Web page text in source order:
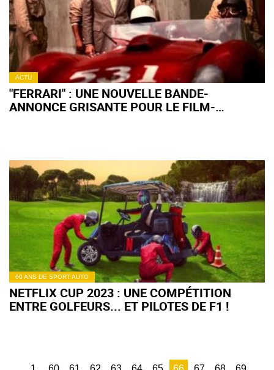
ACTU
"FERRARI" : UNE NOUVELLE BANDE-
ANNONCE GRISANTE POUR LE FILM-
60 ANS DE SPORT AUTO
NETFLIX CUP 2023 : UNE COMPÉTITION
ENTRE GOLFEURS... ET PILOTES DE F1 !